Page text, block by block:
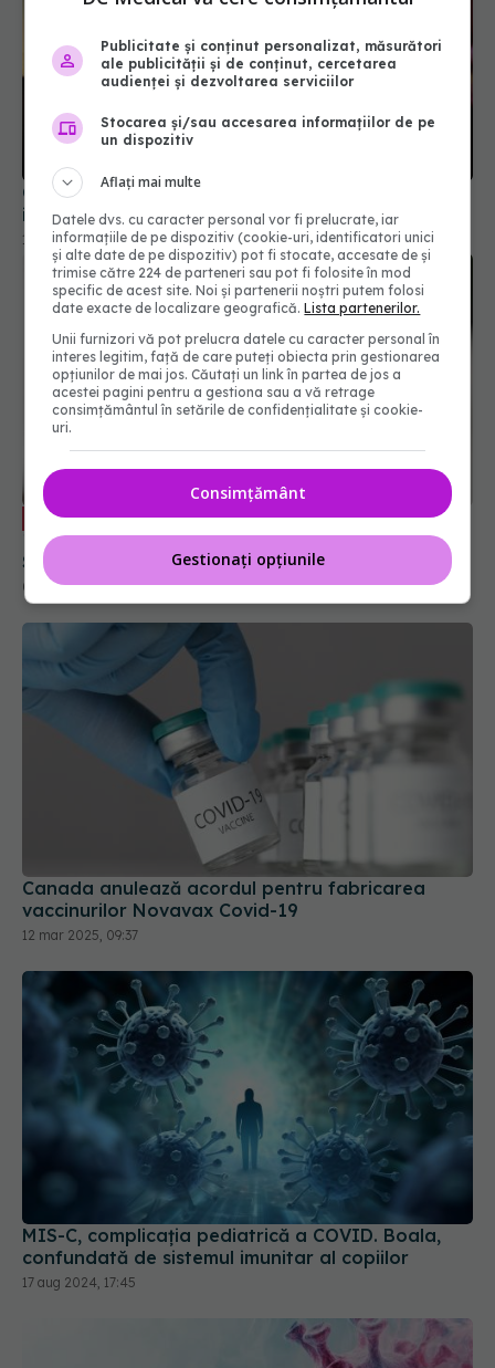
China spune că laboratorul din Wuhan nu a fost
implicat în crearea virusului COVID-19
12 feb 2025, 11:25
EXCLUSIV Ce să faci după un test pozitiv COVID-
19. Cât timp mai trebuie să te izolezi. Prof. dr.
Simin Aysel Florescu explică
08 ian 2025, 09:55
Canada anulează acordul pentru fabricarea
vaccinurilor Novavax Covid-19
12 mar 2025, 09:37
MIS-C, complicația pediatrică a COVID. Boala,
confundată de sistemul imunitar al copiilor
17 aug 2024, 17:45
Publicitate și conținut personalizat, măsurători
ale publicității și de conținut, cercetarea
audienței și dezvoltarea serviciilor
Stocarea și/sau accesarea informațiilor de pe
un dispozitiv
Aflați mai multe
Datele dvs. cu caracter personal vor fi prelucrate, iar
informațiile de pe dispozitiv (cookie-uri, identificatori unici
și alte date de pe dispozitiv) pot fi stocate, accesate de și
trimise către 224 de parteneri sau pot fi folosite în mod
specific de acest site. Noi și partenerii noștri putem folosi
date exacte de localizare geografică.Lista partenerilor.
Unii furnizori vă pot prelucra datele cu caracter personal în
interes legitim, față de care puteți obiecta prin gestionarea
opțiunilor de mai jos. Căutați un link în partea de jos a
acestei pagini pentru a gestiona sau a vă retrage
consimțământul în setările de confidențialitate și cookie-
uri.
Consimțământ
Gestionați opțiunile